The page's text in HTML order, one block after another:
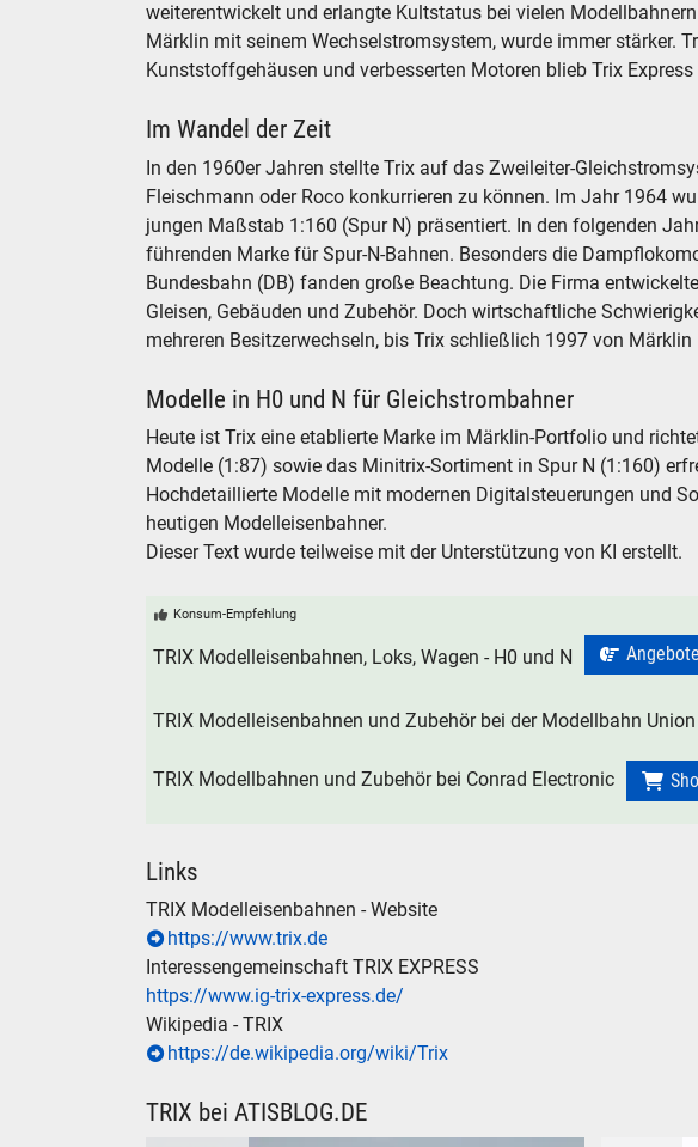
weiterentwickelt und erlangte Kultstatus bei vielen
Märklin mit seinem Wechselstromsystem, wurde immer stärker.
Kunststoffgehäusen und verbesserten Motoren blieb Trix
Im Wandel der Zeit
In den 1960er Jahren stellte Trix auf das Zweileiter-
Fleischmann oder Roco konkurrieren zu können. Im Jahr 1964
jungen Maßstab 1:160 (Spur N) präsentiert. In den folgenden
führenden Marke für Spur-N-Bahnen. Besonders die
Bundesbahn (DB) fanden große Beachtung. Die Firma
Gleisen, Gebäuden und Zubehör. Doch wirtschaftliche
mehreren Besitzerwechseln, bis Trix schließlich 1997 von
Modelle in H0 und N für Gleichstrombahner
Heute ist Trix eine etablierte Marke im Märklin-Portfolio und
Modelle (1:87) sowie das Minitrix-Sortiment in Spur N (1:160)
Hochdetaillierte Modelle mit modernen Digitalsteuerungen und
heutigen Modelleisenbahner.
Dieser Text wurde teilweise mit der Unterstützung von KI erstellt.
Konsum-Empfehlung
TRIX Modelleisenbahnen, Loks, Wagen - H0 und N
TRIX Modelleisenbahnen und Zubehör bei der Modellbahn Union
TRIX Modellbahnen und Zubehör bei Conrad Electronic
Links
TRIX Modelleisenbahnen - Website
https://www.trix.de
Interessengemeinschaft TRIX EXPRESS
https://www.ig-trix-express.de/
Wikipedia - TRIX
https://de.wikipedia.org/wiki/Trix
TRIX bei ATISBLOG.DE